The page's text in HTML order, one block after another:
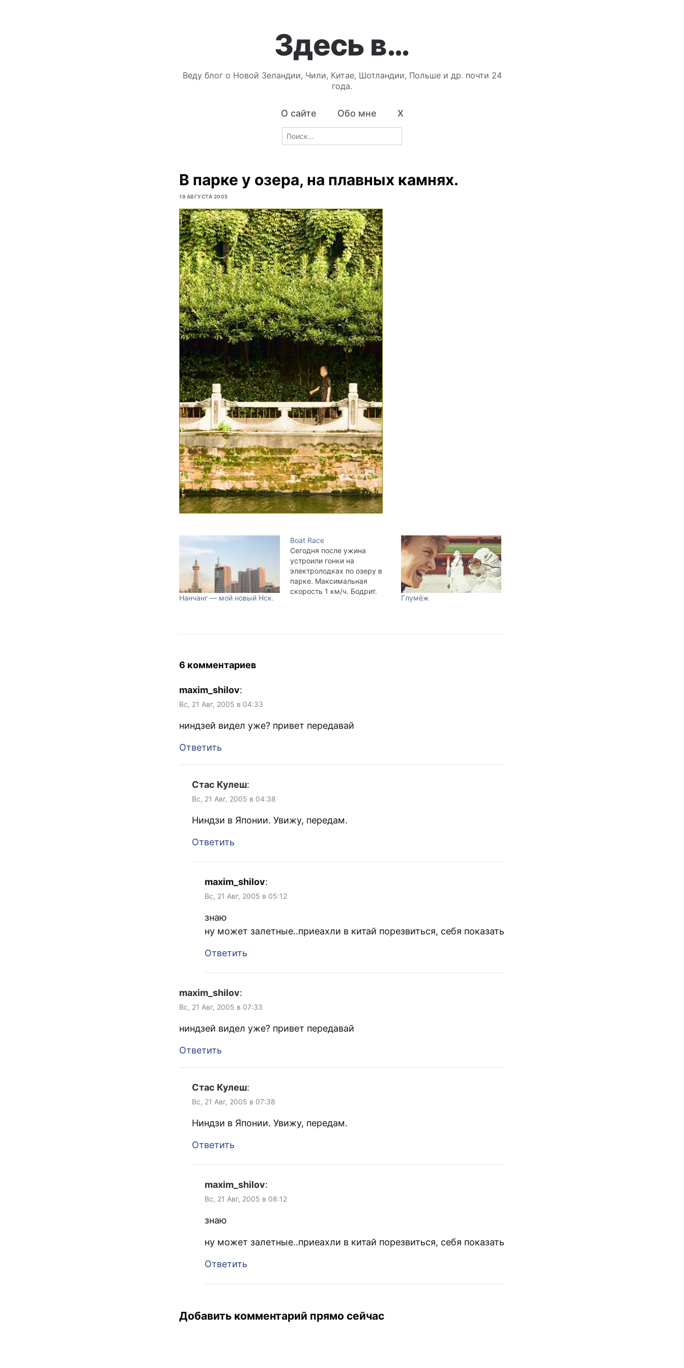
Здесь в…
Веду блог о Новой Зеландии, Чили, Китае, Шотландии, Польше и др. почти 24
года.
О сайте Обо мне X
Search
for:
В парке у озера, на плавных камнях.
19 АВГУСТА 2005
Нанчанг — мой новый Нск.
Boat Race
Сегодня после ужина
устроили гонки на
электролодках по озеру в
парке. Максимальная
скорость 1 км/ч. Бодрит.
Глумёж
6 комментариев
maxim_shilov:
Вс, 21 Авг, 2005 в 04:33
ниндзей видел уже? привет передавай
Ответить
Стас Кулеш:
Вс, 21 Авг, 2005 в 04:38
Ниндзи в Японии. Увижу, передам.
Ответить
maxim_shilov:
Вс, 21 Авг, 2005 в 05:12
знаю
ну может залетные..приеахли в китай порезвиться, себя показать
Ответить
maxim_shilov:
Вс, 21 Авг, 2005 в 07:33
ниндзей видел уже? привет передавай
Ответить
Стас Кулеш:
Вс, 21 Авг, 2005 в 07:38
Ниндзи в Японии. Увижу, передам.
Ответить
maxim_shilov:
Вс, 21 Авг, 2005 в 08:12
знаю
ну может залетные..приеахли в китай порезвиться, себя показать
Ответить
Добавить комментарий прямо сейчас